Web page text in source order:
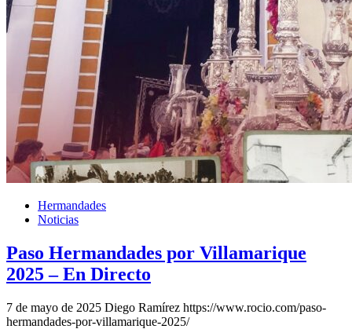
Hermandades
Noticias
Paso Hermandades por Villamarique
2025 – En Directo
7 de mayo de 2025 Diego Ramírez https://www.rocio.com/paso-
hermandades-por-villamarique-2025/